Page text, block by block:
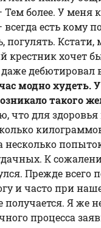
Тем более. У меня
есть кому
погулять. Кстати,
крестник хочет
даже дебютировал
модно худеть.
такого
что для
несколько
К
Прежде всего
и часто при
получается. Я же
процесса